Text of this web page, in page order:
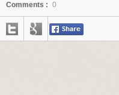
Comments : 0